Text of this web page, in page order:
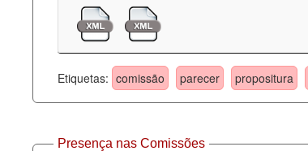
Etiquetas: comissão parecer propositura
Presença nas Comissões